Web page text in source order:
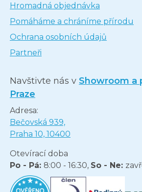
Hromadná objednávka
Pomáháme a chráníme přírodu
Ochrana osobních údajů
Partneři
Navštivte nás v Showroom a
Praze
Adresa:
Bečovská 939,
Praha 10, 10400
Otevírací doba
Po - Pá: 8:00 - 16:30, So - Ne: